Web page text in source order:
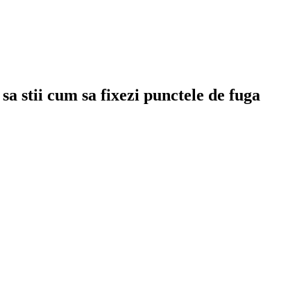
stii cum sa fixezi punctele de fuga